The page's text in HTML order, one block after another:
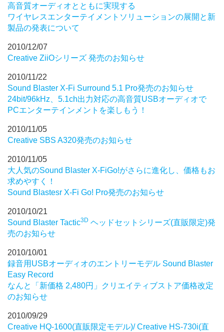
高音質オーディオとともに実現する
ワイヤレスエンターテイメントソリューションの展開と新
製品の発表について
2010/12/07
Creative ZiiOシリーズ 発売のお知らせ
2010/11/22
Sound Blaster X-Fi Surround 5.1 Pro発売のお知らせ
24bit/96kHz、5.1ch出力対応の高音質USBオーディオで
PCエンターテインメントを楽しもう！
2010/11/05
Creative SBS A320発売のお知らせ
2010/11/05
大人気のSound Blaster X-FiGo!がさらに進化し、価格もお
求めやすく！
Sound Blastesr X-Fi Go! Pro発売のお知らせ
2010/10/21
Sound Blaster Tactic3D ヘッドセットシリーズ(直販限定)発
売のお知らせ
2010/10/01
録音用USBオーディオのエントリーモデル Sound Blaster
Easy Record
なんと「新価格 2,480円」クリエイティブストア価格改定
のお知らせ
2010/09/29
Creative HQ-1600(直販限定モデル)/ Creative HS-730i(直